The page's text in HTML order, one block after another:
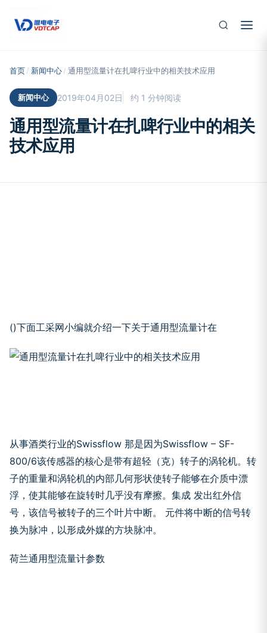
首页 / 新闻中心 / 通用型流量计在扎啤行业中的相关技术应用
新闻中心 2019年04月02日 约 1 分钟阅读
通用型流量计在扎啤行业中的相关
技术应用
()下面工采网小编就介绍一下关于通用型流量计在
从事酒类行业的Swissflow 那是因为Swissflow – SF-
800/6该传感器的核心是带有超轻（克） 转子的涡轮机。转
子的重量和涡轮机的内部几何形状使转子能够在介质中漂
浮，使其能够在旋转时几乎没有摩擦。集成 发出红外信
号，该信号被转子的三个叶片中断。 元件将中断的信号转
换为脉冲，以形成外媒的方块脉冲。
荷兰通用型流量计参数